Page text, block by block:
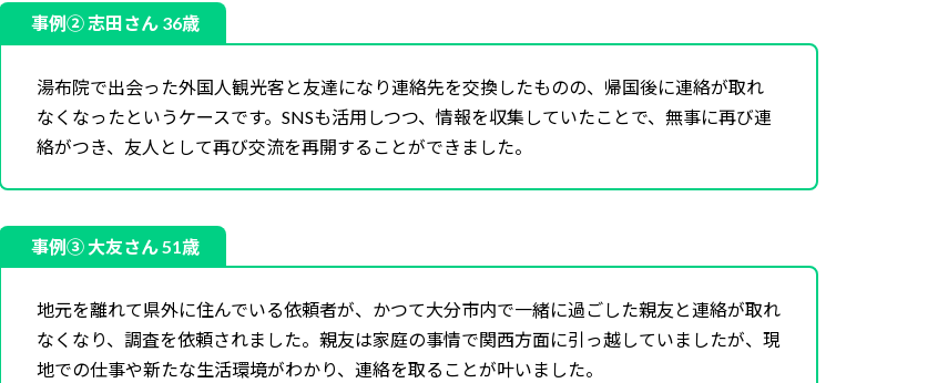
事例② 志田さん 36歳
湯布院で出会った外国人観光客と友達になり連絡先を交換したものの、帰国後に連絡が取れ
なくなったというケースです。SNSも活用しつつ、情報を収集していたことで、無事に再び連
絡がつき、友人として再び交流を再開することができました。
事例③ 大友さん 51歳
地元を離れて県外に住んでいる依頼者が、かつて大分市内で一緒に過ごした親友と連絡が取れ
なくなり、調査を依頼されました。親友は家庭の事情で関西方面に引っ越していましたが、現
地での仕事や新たな生活環境がわかり、連絡を取ることが叶いました。